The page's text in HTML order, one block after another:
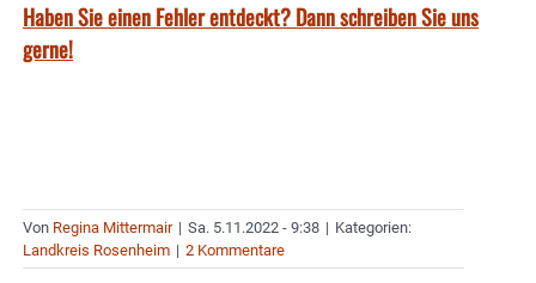
Haben Sie einen Fehler entdeckt? Dann schreiben Sie uns
gerne!
Von Regina Mittermair | Sa. 5.11.2022 - 9:38 | Kategorien:
Landkreis Rosenheim | 2 Kommentare